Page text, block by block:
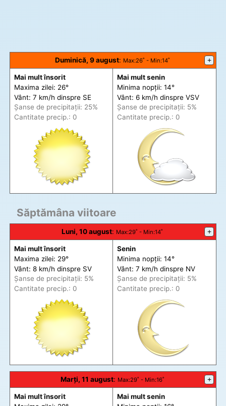
Duminică, 9 august: Max:26˚ - Min:14˚ +
Mai mult însorit
Maxima zilei: 26°
Vânt: 7 km/h dinspre SE
Șanse de precipitații: 25%
Cantitate precip.: 0
Mai mult senin
Minima nopții: 14°
Vânt: 6 km/h dinspre VSV
Șanse de precipitații: 5%
Cantitate precip.: 0
Săptămâna viitoare
Luni, 10 august: Max:29˚ - Min:14˚ +
Mai mult însorit
Maxima zilei: 29°
Vânt: 8 km/h dinspre SV
Șanse de precipitații: 5%
Cantitate precip.: 0
Senin
Minima nopții: 14°
Vânt: 7 km/h dinspre NV
Șanse de precipitații: 5%
Cantitate precip.: 0
Marți, 11 august: Max:29˚ - Min:16˚ +
Mai mult însorit
Mai mult senin